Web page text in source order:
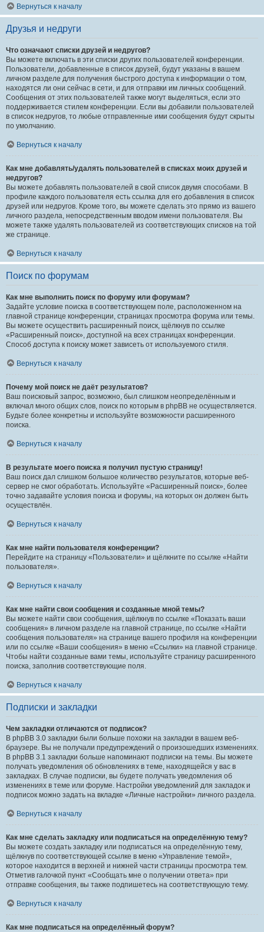
Вернуться к началу
Друзья и недруги
Что означают списки друзей и недругов?
Вы можете включать в эти списки других пользователей конференции.
Пользователи, добавленные в список друзей, будут указаны в вашем
личном разделе для получения быстрого доступа к информации о том,
находятся ли они сейчас в сети, и для отправки им личных сообщений.
Сообщения от этих пользователей также могут выделяться, если это
поддерживается стилем конференции. Если вы добавили пользователей
в список недругов, то любые отправленные ими сообщения будут скрыты
по умолчанию.
Вернуться к началу
Как мне добавлять/удалять пользователей в списках моих друзей и
недругов?
Вы можете добавлять пользователей в свой список двумя способами. В
профиле каждого пользователя есть ссылка для его добавления в список
друзей или недругов. Кроме того, вы можете сделать это прямо из вашего
личного раздела, непосредственным вводом имени пользователя. Вы
можете также удалять пользователей из соответствующих списков на той
же странице.
Вернуться к началу
Поиск по форумам
Как мне выполнить поиск по форуму или форумам?
Задайте условие поиска в соответствующем поле, расположенном на
главной странице конференции, страницах просмотра форума или темы.
Вы можете осуществить расширенный поиск, щёлкнув по ссылке
«Расширенный поиск», доступной на всех страницах конференции.
Способ доступа к поиску может зависеть от используемого стиля.
Вернуться к началу
Почему мой поиск не даёт результатов?
Ваш поисковый запрос, возможно, был слишком неопределённым и
включал много общих слов, поиск по которым в phpBB не осуществляется.
Будьте более конкретны и используйте возможности расширенного
поиска.
Вернуться к началу
В результате моего поиска я получил пустую страницу!
Ваш поиск дал слишком большое количество результатов, которые веб-
сервер не смог обработать. Используйте «Расширенный поиск», более
точно задавайте условия поиска и форумы, на которых он должен быть
осуществлён.
Вернуться к началу
Как мне найти пользователя конференции?
Перейдите на страницу «Пользователи» и щёлкните по ссылке «Найти
пользователя».
Вернуться к началу
Как мне найти свои сообщения и созданные мной темы?
Вы можете найти свои сообщения, щёлкнув по ссылке «Показать ваши
сообщения» в личном разделе на главной странице, по ссылке «Найти
сообщения пользователя» на странице вашего профиля на конференции
или по ссылке «Ваши сообщения» в меню «Ссылки» на главной странице.
Чтобы найти созданные вами темы, используйте страницу расширенного
поиска, заполнив соответствующие поля.
Вернуться к началу
Подписки и закладки
Чем закладки отличаются от подписок?
В phpBB 3.0 закладки были больше похожи на закладки в вашем веб-
браузере. Вы не получали предупреждений о произошедших изменениях.
В phpBB 3.1 закладки больше напоминают подписки на темы. Вы можете
получать уведомления об обновлениях в теме, находящейся у вас в
закладках. В случае подписки, вы будете получать уведомления об
изменениях в теме или форуме. Настройки уведомлений для закладок и
подписок можно задать на вкладке «Личные настройки» личного раздела.
Вернуться к началу
Как мне сделать закладку или подписаться на определённую тему?
Вы можете создать закладку или подписаться на определённую тему,
щёлкнув по соответствующей ссылке в меню «Управление темой»,
которое находится в верхней и нижней части страницы просмотра тем.
Отметив галочкой пункт «Сообщать мне о получении ответа» при
отправке сообщения, вы также подпишетесь на соответствующую тему.
Вернуться к началу
Как мне подписаться на определённый форум?